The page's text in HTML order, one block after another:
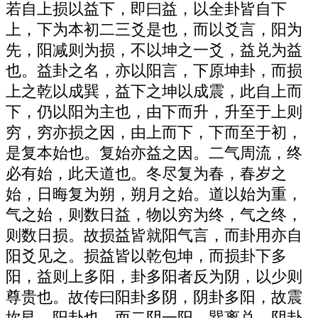
若自上损以益下，即曰益，以全卦皆自下
上，下为本初二三爻是也，而以爻言，阳为
先，阳减则为损，不以坤之一爻，益兑为益
也。益卦之名，亦以阳言，下原坤卦，而损
上之乾以成巽，益下之坤以成震，此自上而
下，仍以阳为主也，由下而升，升至于上则
穷，穷亦损之因，由上而下，下而至于初，
是复本始也。复始亦益之因。二气周流，终
必有始，此天道也。冬尽复为春，春岁之
始，日晦复为朔，朔月之始。道以始为重，
气之始，则数日益，物以穷为终，气之终，
则数日损。故损益皆就阳气言，而卦用亦自
阳爻见之。损益皆以乾包坤，而损卦下多
阳，益则上多阳，卦多阳者反为阴，以少则
尊贵也。故传曰阳卦多阴，阴卦多阳，故震